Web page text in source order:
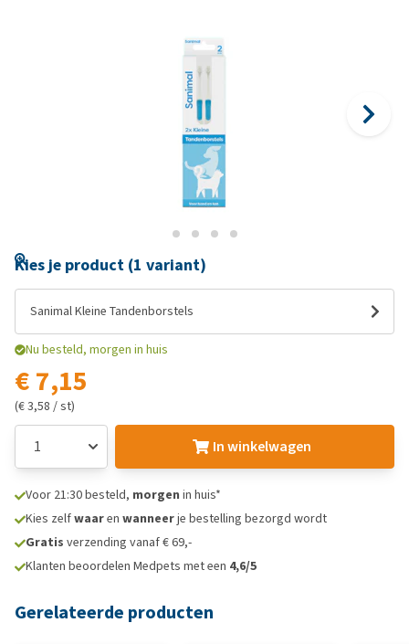
Kies je product (1 variant)
Sanimal Kleine Tandenborstels
Nu besteld, morgen in huis
€ 7,15
(€ 3,58 / st)
In winkelwagen
Voor 21:30 besteld, morgen in huis*
Kies zelfwaaren wanneerje bestelling bezorgd wordt
Gratis verzending vanaf € 69,-
Klanten beoordelen Medpets met een 4,6/5
Gerelateerde producten